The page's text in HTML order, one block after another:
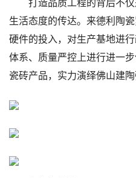
打造品质工程的背后不
生活态度的传达。来德利陶
硬件的投入，对生产基地进
体系、质量严控上进行进一
瓷砖产品，实力演绎佛山建